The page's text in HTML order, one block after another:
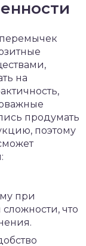
на
продумать
поэтому
при
что